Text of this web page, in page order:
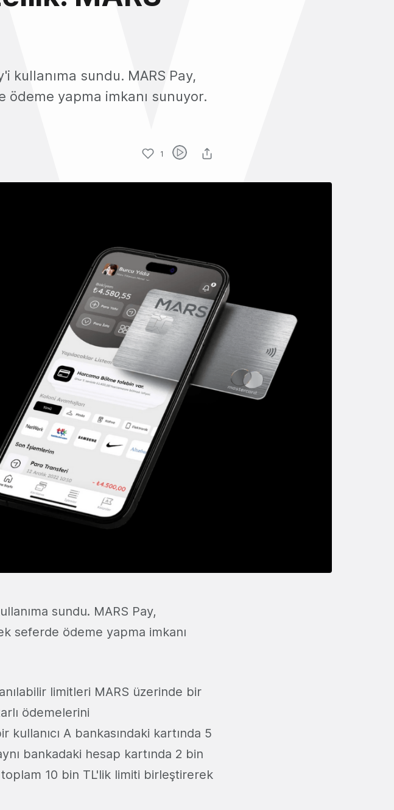
kullanıma sundu. MARS Pay,
yapma imkanı sunuyor.
1
sundu. MARS Pay,
seferde ödeme yapma imkanı
limitleri MARS üzerinde bir
ödemelerini
A bankasındaki kartında 5
bankadaki hesap kartında 2 bin
10 bin TL'lik limiti birleştirerek